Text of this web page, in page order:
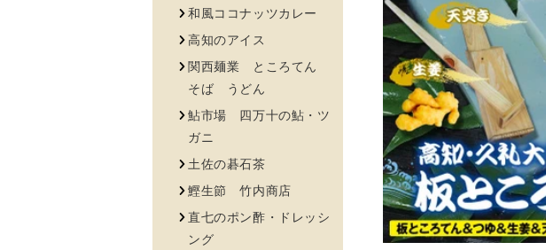
和風ココナッツカレー
高知のアイス
関西麺業 ところてん
そば うどん
鮎市場 四万十の鮎・ツ
ガニ
土佐の碁石茶
鰹生節 竹内商店
直七のポン酢・ドレッシ
ング